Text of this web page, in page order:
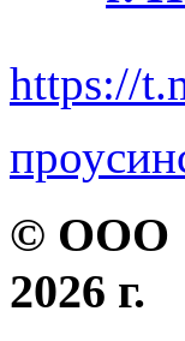
https://
© ООО
2026 г.